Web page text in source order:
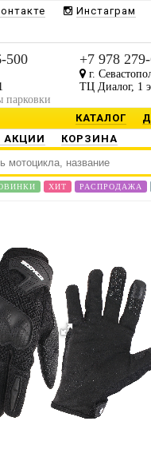
Инстаграм
500
парковки
+7 978
г.
ТЦ Диалог, 1
КАТАЛОГ
АКЦИИ КОРЗИНА
ХИТ РАСПРОДАЖА